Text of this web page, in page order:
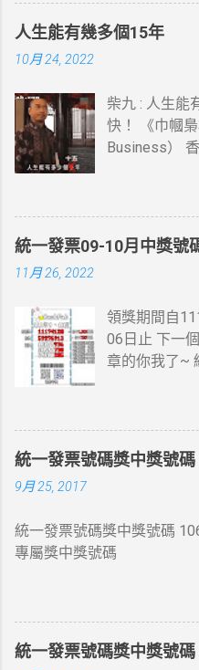
元停車費就中
覺挺高的，想
人生能有幾多個15年
10月 24, 2022
柴九 : 人生能
快！ 《巾幗
Business）
祥(柴九)領
2009無綫節
第一季劇集之
統一發票09-10月中獎號
11月 26, 2022
領獎期間自
06日止 下一
章的你我了~
運的人在7-
統一發票號碼獎中獎號碼
9月 25, 2017
統一發票號碼獎中獎號碼
專屬獎中獎號碼
統一發票號碼獎中獎號碼